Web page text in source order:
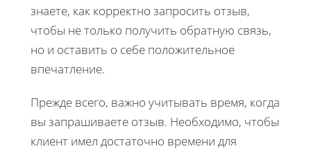
знаете, как корректно запросить отзыв,
чтобы не только получить обратную связь,
но и оставить о себе положительное
впечатление.
Прежде всего, важно учитывать время, когда
вы запрашиваете отзыв. Необходимо, чтобы
клиент имел достаточно времени для